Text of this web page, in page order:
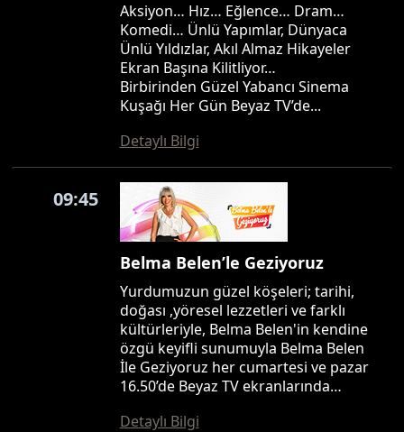
Aksiyon… Hız… Eğlence… Dram…
Komedi… Ünlü Yapımlar, Dünyaca
Ünlü Yıldızlar, Akıl Almaz Hikayeler
Ekran Başına Kilitliyor…
Birbirinden Güzel Yabancı Sinema
Kuşağı Her Gün Beyaz TV’de...
Detaylı Bilgi
09:45
Belma Belen’le Geziyoruz
Yurdumuzun güzel köşeleri; tarihi,
doğası ,yöresel lezzetleri ve farklı
kültürleriyle, Belma Belen'in kendine
özgü keyifli sunumuyla Belma Belen
İle Geziyoruz her cumartesi ve pazar
16.50’de Beyaz TV ekranlarında…
Detaylı Bilgi